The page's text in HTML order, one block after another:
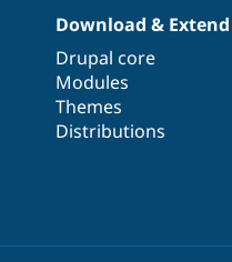
Download & Extend
Drupal core
Modules
Themes
Distributions